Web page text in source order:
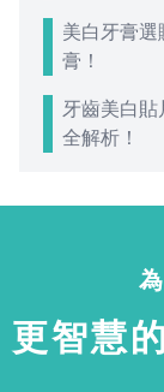
美白牙膏
膏！
牙齒美白
全解析！
更智慧